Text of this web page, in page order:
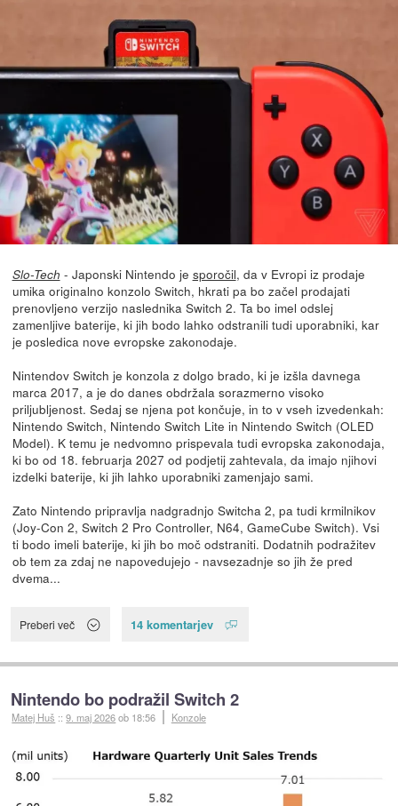
Slo-Tech - Japonski Nintendo je sporočil, da v Evropi iz prodaje
umika originalno konzolo Switch, hkrati pa bo začel prodajati
prenovljeno verzijo naslednika Switch 2. Ta bo imel odslej
zamenljive baterije, ki jih bodo lahko odstranili tudi uporabniki, kar
je posledica nove evropske zakonodaje.
Nintendov Switch je konzola z dolgo brado, ki je izšla davnega
marca 2017, a je do danes obdržala sorazmerno visoko
priljubljenost. Sedaj se njena pot končuje, in to v vseh izvedenkah:
Nintendo Switch, Nintendo Switch Lite in Nintendo Switch (OLED
Model). K temu je nedvomno prispevala tudi evropska zakonodaja,
ki bo od 18. februarja 2027 od podjetij zahtevala, da imajo njihovi
izdelki baterije, ki jih lahko uporabniki zamenjajo sami.
Zato Nintendo pripravlja nadgradnjo Switcha 2, pa tudi krmilnikov
(Joy-Con 2, Switch 2 Pro Controller, N64, GameCube Switch). Vsi
ti bodo imeli baterije, ki jih bo moč odstraniti. Dodatnih podražitev
ob tem za zdaj ne napovedujejo - navsezadnje so jih že pred
dvema...
Preberi več 14 komentarjev
Nintendo bo podražil Switch 2
Matej Huš ::9. maj 2026ob 18:56 Konzole